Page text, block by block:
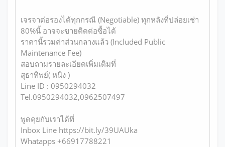
เจรจาต่อรองได้ทุกกรณี (Negotiable) ทุกหลังที่ปล่อยเช่า
80%นี้ อาจจะขายติดต่อซื้อได้
ราคานี้รวมค่าส่วนกลางแล้ว (Included Public
Maintenance Fee)
สอบถามรายละเอียดเพิ่มเติมที่
สุธาทิพย์( หนิง )
Line ID : 0950294032
Tel.0950294032,0962507497
พูดคุยกับเราได้ที่
Inbox Line https://bit.ly/39UAUka
Whatapps +66917788221